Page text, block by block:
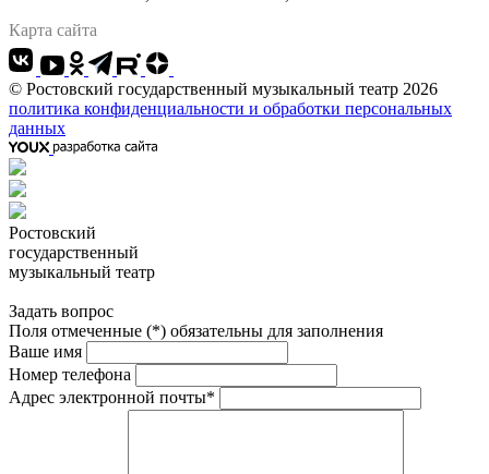
Карта сайта
© Ростовский государственный музыкальный театр 2026
политика конфиденциальности и обработки персональных
данных
Ростовский
государственный
музыкальный театр
Задать вопрос
Поля отмеченные (*) обязательны для заполнения
Ваше имя
Номер телефона
Адрес электронной почты*